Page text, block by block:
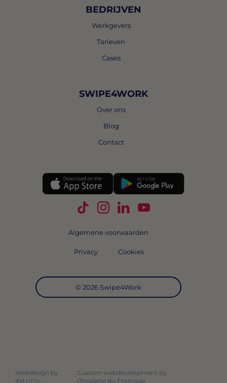
BEDRIJVEN
Werkgevers
Tarieven
Cases
SWIPE4WORK
Over ons
Blog
Contact
Volg Swipe4Work op TikTok
Volg Swipe4Work op
Volg Swipe4Work op
Volg Swipe4Work
© 2026 Swipe4Work
Algemene voorwaarden
Privacy Cookies
Webdesign by
ANTIGIF
-
Custom webdevelopment by
Omelette du Fromage